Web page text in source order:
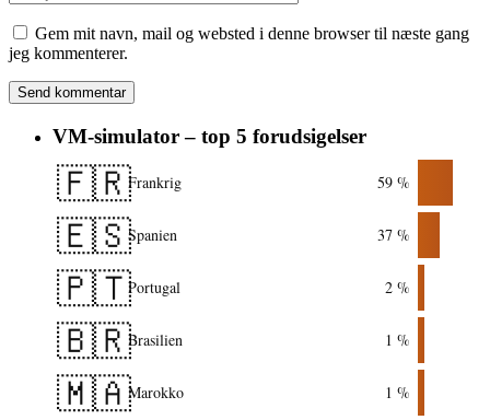
Gem mit navn, mail og websted i denne browser til næste gang
jeg kommenterer.
VM-simulator – top 5 forudsigelser
🇫🇷Frankrig 59 %
🇪🇸Spanien 37 %
🇵🇹Portugal 2 %
🇧🇷Brasilien 1 %
🇲🇦Marokko 1 %